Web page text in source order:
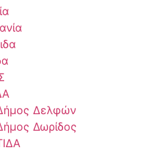
Δελφών
Δωρίδος